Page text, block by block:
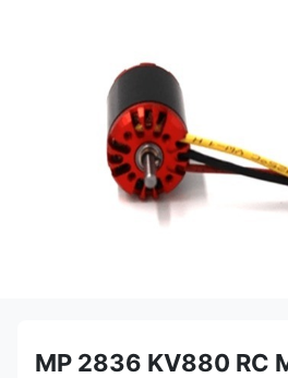
MP 2836 KV880 RC